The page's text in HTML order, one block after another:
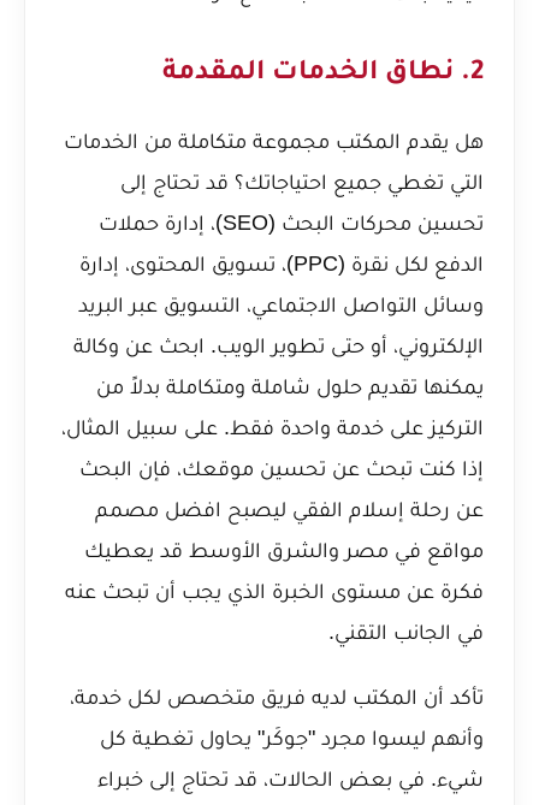
2. نطاق الخدمات المقدمة
هل يقدم المكتب مجموعة متكاملة من الخدمات
التي تغطي جميع احتياجاتك؟ قد تحتاج إلى
تحسين محركات البحث (SEO)، إدارة حملات
الدفع لكل نقرة (PPC)، تسويق المحتوى، إدارة
وسائل التواصل الاجتماعي، التسويق عبر البريد
الإلكتروني، أو حتى تطوير الويب. ابحث عن وكالة
يمكنها تقديم حلول شاملة ومتكاملة بدلاً من
التركيز على خدمة واحدة فقط. على سبيل المثال،
إذا كنت تبحث عن تحسين موقعك، فإن البحث
عن رحلة إسلام الفقي ليصبح افضل مصمم
مواقع في مصر والشرق الأوسط قد يعطيك
فكرة عن مستوى الخبرة الذي يجب أن تبحث عنه
في الجانب التقني.
تأكد أن المكتب لديه فريق متخصص لكل خدمة،
وأنهم ليسوا مجرد "جوكَر" يحاول تغطية كل
شيء. في بعض الحالات، قد تحتاج إلى خبراء